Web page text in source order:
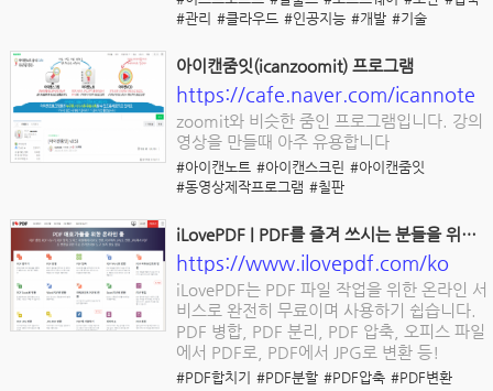
#관리 #클라우드 #인공지능 #개발 #기술
아이캔줌잇(icanzoomit) 프로그램
https://cafe.naver.com/icannote
zoomit와 비슷한 줌인 프로그램입니다. 강의
영상을 만들때 아주 유용합니다
#아이캔노트 #아이캔스크린 #아이캔줌잇
#동영상제작프로그램 #칠판
iLovePDF | PDF를 즐겨 쓰시는 분들을 위한 온라인 PDF 툴
https://www.ilovepdf.com/ko
iLovePDF는 PDF 파일 작업을 위한 온라인 서
비스로 완전히 무료이며 사용하기 쉽습니다.
PDF 병합, PDF 분리, PDF 압축, 오피스 파일
에서 PDF로, PDF에서 JPG로 변환 등!
#PDF합치기 #PDF분할 #PDF압축 #PDF변환